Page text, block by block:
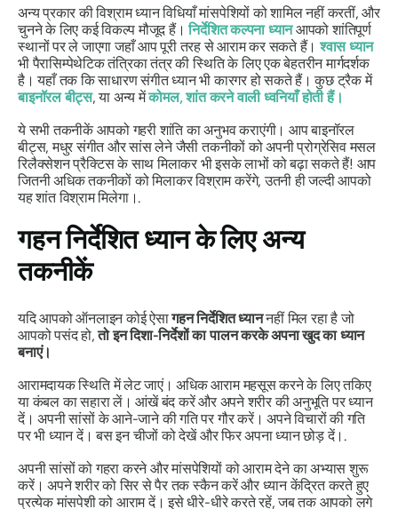
अन्य प्रकार की विश्राम ध्यान विधियाँ मांसपेशियों को शामिल नहीं करतीं, और
चुनने के लिए कई विकल्प मौजूद हैं।निर्देशित कल्पना ध्यानआपको शांतिपूर्ण
स्थानों पर ले जाएगा जहाँ आप पूरी तरह से आराम कर सकते हैं।श्वास ध्यान
भी पैरासिम्पेथेटिक तंत्रिका तंत्र की स्थिति के लिए एक बेहतरीन मार्गदर्शक
है। यहाँ तक कि साधारण संगीत ध्यान भी कारगर हो सकते हैं। कुछ ट्रैक में
बाइनॉरल बीट्स, या अन्य मेंकोमल, शांत करने वाली ध्वनियाँ होती हैं।
ये सभी तकनीकें आपको गहरी शांति का अनुभव कराएंगी। आप बाइनॉरल
बीट्स, मधुर संगीत और सांस लेने जैसी तकनीकों को अपनी प्रोग्रेसिव मसल
रिलैक्सेशन प्रैक्टिस के साथ मिलाकर भी इसके लाभों को बढ़ा सकते हैं! आप
जितनी अधिक तकनीकों को मिलाकर विश्राम करेंगे, उतनी ही जल्दी आपको
यह शांत विश्राम मिलेगा।.
गहन निर्देशित ध्यान के लिए अन्य
तकनीकें
यदि आपको ऑनलाइन कोई ऐसागहन निर्देशित ध्याननहीं मिल रहा है जो
आपको पसंद हो,तो इन दिशा-निर्देशों का पालन करके अपना खुद का ध्यान
बनाएं।
आरामदायक स्थिति में लेट जाएं। अधिक आराम महसूस करने के लिए तकिए
या कंबल का सहारा लें। आंखें बंद करें और अपने शरीर की अनुभूति पर ध्यान
दें। अपनी सांसों के आने-जाने की गति पर गौर करें। अपने विचारों की गति
पर भी ध्यान दें। बस इन चीजों को देखें और फिर अपना ध्यान छोड़ दें।.
अपनी सांसों को गहरा करने और मांसपेशियों को आराम देने का अभ्यास शुरू
करें। अपने शरीर को सिर से पैर तक स्कैन करें और ध्यान केंद्रित करते हुए
प्रत्येक मांसपेशी को आराम दें। इसे धीरे-धीरे करते रहें, जब तक आपको लगे